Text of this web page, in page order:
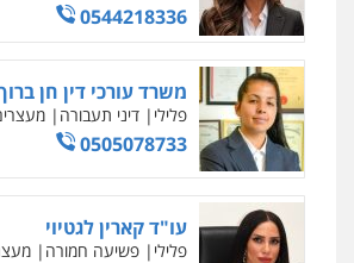
0544218336
משרד עורכי דין חן
פלילי דיני תעבורה
0505078733
עו"ד קארין לגטיוי
פלילי פשיעה חמורה